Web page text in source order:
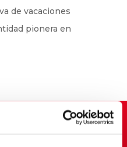
de vacaciones
pionera en